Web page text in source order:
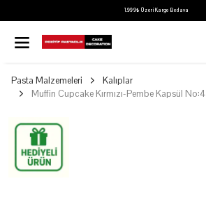
1.999₺ Üzeri Kargo Bedava
Pasta Malzemeleri
Kalıplar
Muffin Cupcake Kırmızı-Pembe Kapsül No:4